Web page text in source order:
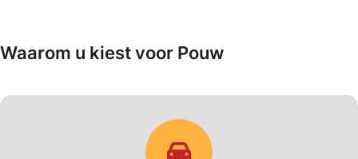
Waarom u kiest voor Pouw